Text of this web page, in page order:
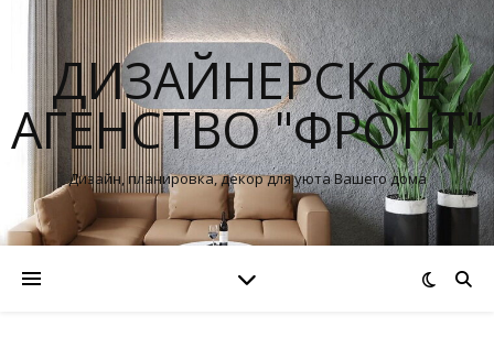
ДИЗАЙНЕРСКОЕ
АГЕНСТВО "ФРОНТ"
Дизайн, планировка, декор для уюта Вашего дома